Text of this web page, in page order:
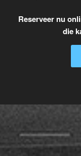
Reserveer nu
die